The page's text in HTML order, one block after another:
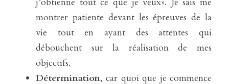
montrer patiente devant les épreuves de la
vie tout en ayant des attentes qui
débouchent sur la réalisation de mes
objectifs.
Détermination, car quoi que je commence